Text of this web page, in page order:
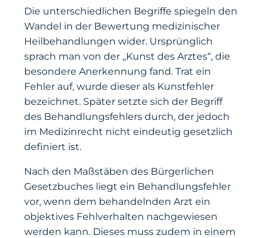
Die unterschiedlichen Begriffe spiegeln den
Wandel in der Bewertung medizinischer
Heilbehandlungen wider. Ursprünglich
sprach man von der „Kunst des Arztes“, die
besondere Anerkennung fand. Trat ein
Fehler auf, wurde dieser als Kunstfehler
bezeichnet. Später setzte sich der Begriff
des Behandlungsfehlers durch, der jedoch
im Medizinrecht nicht eindeutig gesetzlich
definiert ist.
Nach den Maßstäben des Bürgerlichen
Gesetzbuches liegt ein Behandlungsfehler
vor, wenn dem behandelnden Arzt ein
objektives Fehlverhalten nachgewiesen
werden kann. Dieses muss zudem in einem